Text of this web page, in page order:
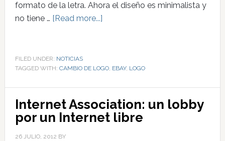
formato de la letra. Ahora el diseño es minimalista y
no tiene … [Read more...]
FILED UNDER: NOTICIAS
TAGGED WITH: CAMBIO DE LOGO, EBAY, LOGO
Internet Association: un lobby
por un Internet libre
26 JULIO, 2012 BY